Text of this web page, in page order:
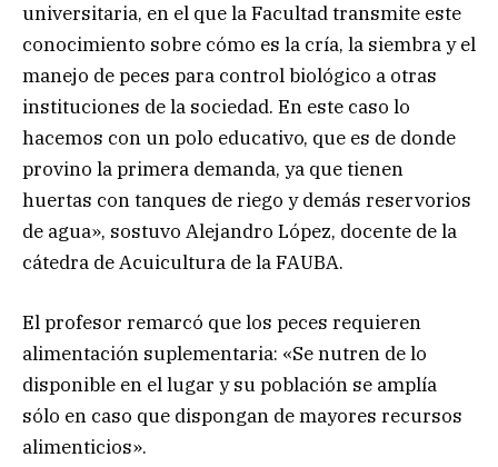
universitaria, en el que la Facultad transmite este
conocimiento sobre cómo es la cría, la siembra y el
manejo de peces para control biológico a otras
instituciones de la sociedad. En este caso lo
hacemos con un polo educativo, que es de donde
provino la primera demanda, ya que tienen
huertas con tanques de riego y demás reservorios
de agua», sostuvo Alejandro López, docente de la
cátedra de Acuicultura de la FAUBA.
El profesor remarcó que los peces requieren
alimentación suplementaria: «Se nutren de lo
disponible en el lugar y su población se amplía
sólo en caso que dispongan de mayores recursos
alimenticios».